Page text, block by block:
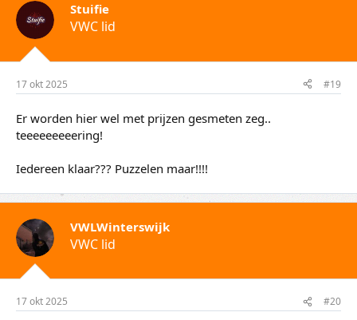
Stuifie
VWC lid
17 okt 2025 #19
Er worden hier wel met prijzen gesmeten zeg..
teeeeeeeeering!
Iedereen klaar??? Puzzelen maar!!!!
VWLWinterswijk
VWC lid
17 okt 2025 #20